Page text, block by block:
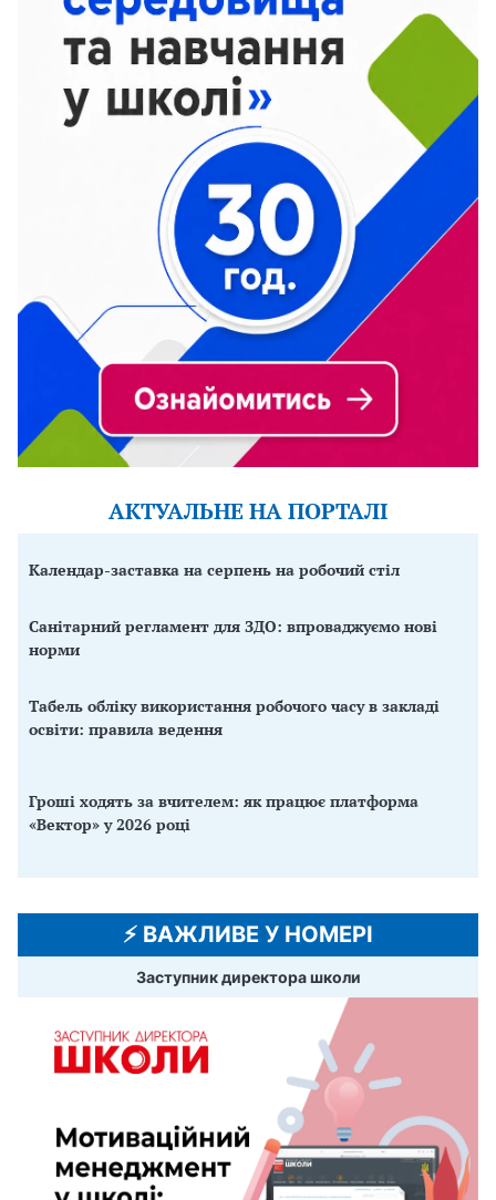
АКТУАЛЬНЕ НА ПОРТАЛІ
Календар-заставка на серпень на робочий стіл
Санітарний регламент для ЗДО: впроваджуємо нові
норми
Табель обліку використання робочого часу в закладі
освіти: правила ведення
Гроші ходять за вчителем: як працює платформа
«Вектор» у 2026 році
⚡️ ВАЖЛИВЕ У НОМЕРІ
Заступник директора школи